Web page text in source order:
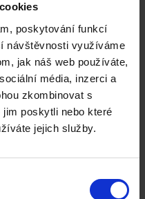
poskytování funkcí
návštěvnosti využíváme
jak náš web používáte,
média, inzerci a
zkombinovat s
poskytli nebo které
jejich služby.